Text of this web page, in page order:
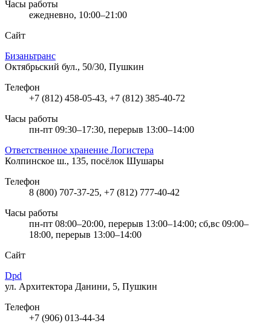
Часы работы
ежедневно, 10:00–21:00
Сайт
Бизаньтранс
Октябрьский бул., 50/30, Пушкин
Телефон
+7 (812) 458-05-43, +7 (812) 385-40-72
Часы работы
пн-пт 09:30–17:30, перерыв 13:00–14:00
Ответственное хранение Логистера
Колпинское ш., 135, посёлок Шушары
Телефон
8 (800) 707-37-25, +7 (812) 777-40-42
Часы работы
пн-пт 08:00–20:00, перерыв 13:00–14:00; сб,вс 09:00–
18:00, перерыв 13:00–14:00
Сайт
Dpd
ул. Архитектора Данини, 5, Пушкин
Телефон
+7 (906) 013-44-34